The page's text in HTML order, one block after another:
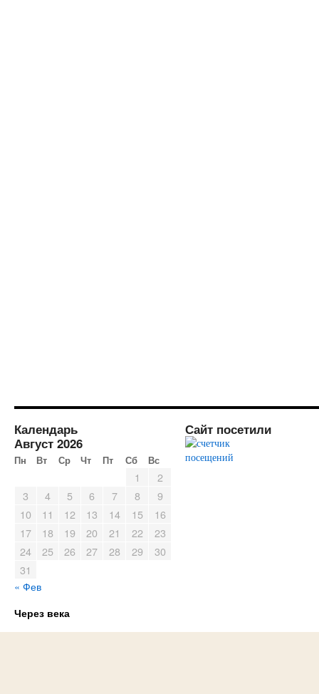
Календарь
Август 2026
Пн Вт Ср Чт Пт Сб Вс
1
2
3
4 5 6 7 8
9
10
11 12 13 14 15
16
17
18 19 20 21 22
23
24
25 26 27 28 29
30
31
« Фев
Сайт посетили
Через века